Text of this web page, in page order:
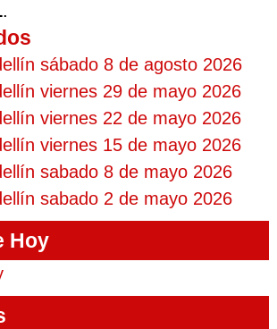
.
sábado 8 de agosto 2026
viernes 29 de mayo 2026
viernes 22 de mayo 2026
viernes 15 de mayo 2026
sabado 8 de mayo 2026
sabado 2 de mayo 2026
Hoy